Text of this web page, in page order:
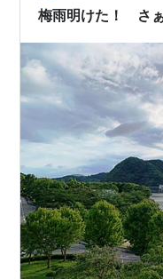
ります 買い物を済ま…
梅雨明けた！ さ